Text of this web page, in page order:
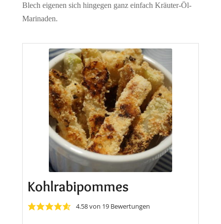
Blech eigenen sich hingegen ganz einfach Kräuter-Öl-
Marinaden.
Kohlrabipommes
4.58von 19Bewertungen